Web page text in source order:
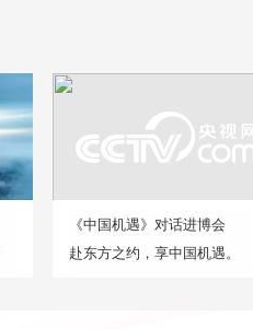
《中国机遇》对话进博会
赴东方之约，享中国机遇。